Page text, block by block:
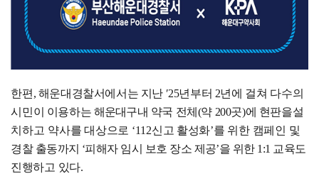
한편 , 해운대경찰서에서는 지난 ′25년부터 2년에 걸쳐 다수의
시 민이 이용하는 해운대구내 약국 전체 (약 200곳)에 현판을설
치하고 약사를 대상으로 ‘112신고 활성화’를 위한 캠페인 및
경찰 출동까지 ‘피해자 임시 보호 장소 제공’을 위한 1:1 교육도
진행하고 있다.